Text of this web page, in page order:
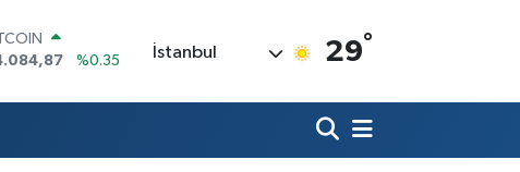
%0.1
%0.29
İstanbul 29°